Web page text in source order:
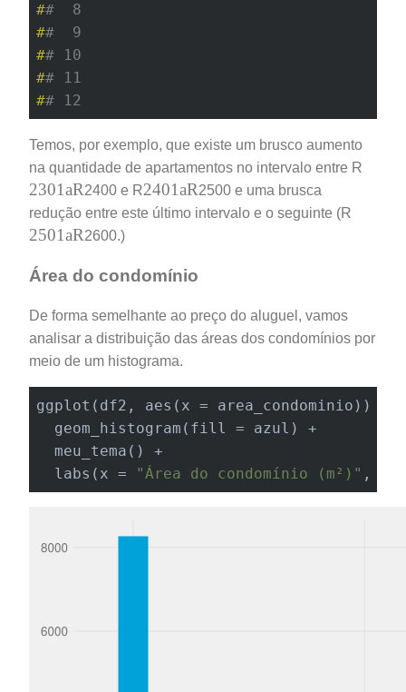
##  8
##  9
## 10
## 11
## 12
Temos, por exemplo, que existe um brusco aumento
na quantidade de apartamentos no intervalo entre R
2301aR
2301 aR2400 e R2401aR
2401 aR2500 e uma brusca
redução entre este último intervalo e o seguinte (R
2501aR
2501 aR2600.)
Área do condomínio
De forma semelhante ao preço do aluguel, vamos
analisar a distribuição das áreas dos condomínios por
meio de um histograma.
ggplot(df2, aes(x = area_condominio)) +
  geom_histogram(fill = azul) +
  meu_tema() +
labs (x = "Área do condomínio (m²)" , y